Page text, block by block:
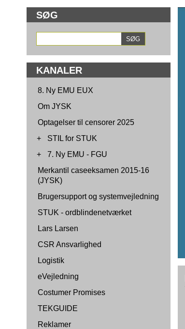
SØG
KANALER
8. Ny EMU EUX
Om JYSK
Optagelser til censorer 2025
+
STIL for STUK
+
7. Ny EMU - FGU
Merkantil caseeksamen 2015-16
(JYSK)
Brugersupport og systemvejledning
STUK - ordblindenetværket
Lars Larsen
CSR Ansvarlighed
Logistik
eVejledning
Costumer Promises
TEKGUIDE
Reklamer